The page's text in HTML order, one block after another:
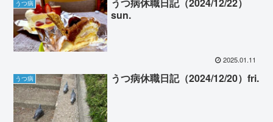
うつ病
うつ病休職日記（2024/12/22）
sun.
2025.01.11
うつ病 うつ病休職日記（2024/12/20）fri.